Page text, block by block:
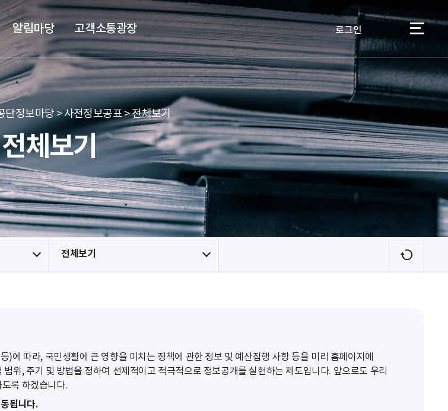
본문 바로가기
메뉴 바로가기
알림마당 고객소통광장 로그인 이용자
정보마당 > 사전정보공표 > 전체보기
전체보기
전체보기
새
로
)에 따라, 국민생활에 큰 영향을 미치는 정책에 관한 정보 및 예산집행 사항 등을 미리 홈페이지에
위, 주기 및 방법을 정하여 선제적이고 적극적으로 정보공개를 실현하는 제도입니다. 앞으로도 우리
록 하겠습니다.
됩니다.